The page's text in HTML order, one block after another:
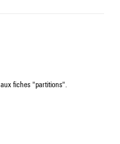
fiches "partitions".